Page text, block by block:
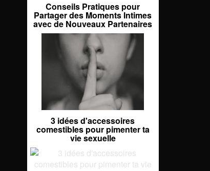
Conseils Pratiques pour
Partager des Moments Intimes
avec de Nouveaux Partenaires
3 idées d'accessoires
comestibles pour pimenter ta
vie sexuelle